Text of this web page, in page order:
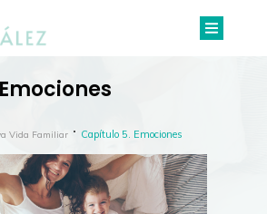
Vida Familiar Capítulo 5. Emociones